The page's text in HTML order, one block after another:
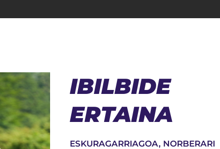
IBILBIDE
ERTAINA
ESKURAGARRIAGOA, NORBERARI